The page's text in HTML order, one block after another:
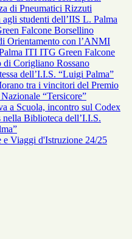
di Pneumatici Rizzuti
agli studenti dell’IIS L. Palma
Falcone Borsellino
Orientamento con l’ANMI
ITI ITG Green Falcone
di Corigliano Rossano
dell’I.I.S. “Luigi Palma”
tra i vincitori del Premio
“Tersicore”
a Scuola, incontro sul Codex
nella Biblioteca dell’I.I.S.
e Viaggi d'Istruzione 24/25